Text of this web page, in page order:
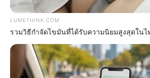
Unveiling Hypocrisy: 15 Taboos
Condemns!
LUMETHINK.COM
รวมวิธีกำจัดไขมันที่ได้รับความนิยมสูงสุดในไ